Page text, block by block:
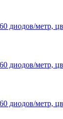
метр,
метр,
метр,